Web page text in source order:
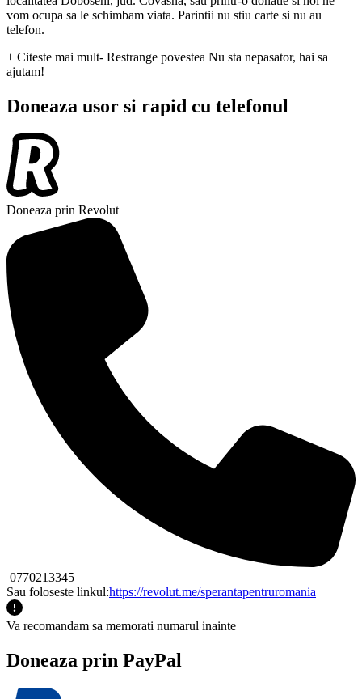
vom ocupa sa le schimbam viata. Parintii nu stiu carte si nu au
telefon.
+ Citeste mai mult- Restrange povestea Nu sta nepasator, hai sa
ajutam!
Doneaza usor si rapid cu telefonul
Doneaza prin Revolut
0770213345
Sau foloseste linkul:https://revolut.me/sperantapentruromania
Va recomandam sa memorati numarul inainte
Doneaza prin PayPal